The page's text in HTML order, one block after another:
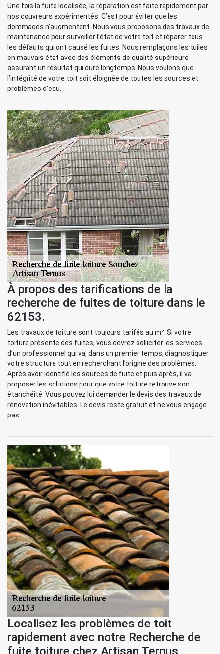
Une fois la fuite localisée, la réparation est faite rapidement par
nos couvreurs expérimentés. C’est pour éviter que les
dommages n’augmentent. Nous vous proposons des travaux de
maintenance pour surveiller l’état de votre toit et réparer tous
les défauts qui ont causé les fuites. Nous remplaçons les tuiles
en mauvais état avec des éléments de qualité supérieure
assurant un résultat qui dure longtemps. Nous voulons que
l’intégrité de votre toit soit éloignée de toutes les sources et
problèmes d’eau.
À propos des tarifications de la
recherche de fuites de toiture dans le
62153.
Les travaux de toiture sont toujours tarifés au m². Si votre
toiture présente des fuites, vous devrez solliciter les services
d’un professionnel qui va, dans un premier temps, diagnostiquer
votre structure tout en recherchant l’origine des problèmes.
Après avoir identifié les sources de fuite et puis après, il va
proposer les solutions pour que votre toiture retrouve son
étanchéité. Vous pouvez lui demander le devis des travaux de
rénovation inévitables. Le devis reste gratuit et ne vous engage
pas.
Localisez les problèmes de toit
rapidement avec notre Recherche de
fuite toiture chez Artisan Ternus